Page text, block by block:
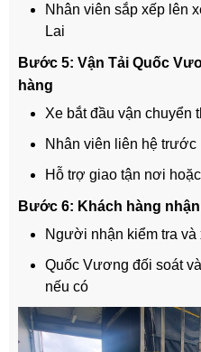
Nhân viên sắp xếp lên
Lai
Bước 5: Vận Tải Quốc
hàng
Xe bắt đầu vận chuyển
Nhân viên liên hệ trước
Hỗ trợ giao tận nơi
Bước 6: Khách hàng
Người nhận kiểm tra và
Quốc Vương đối soát
nếu có